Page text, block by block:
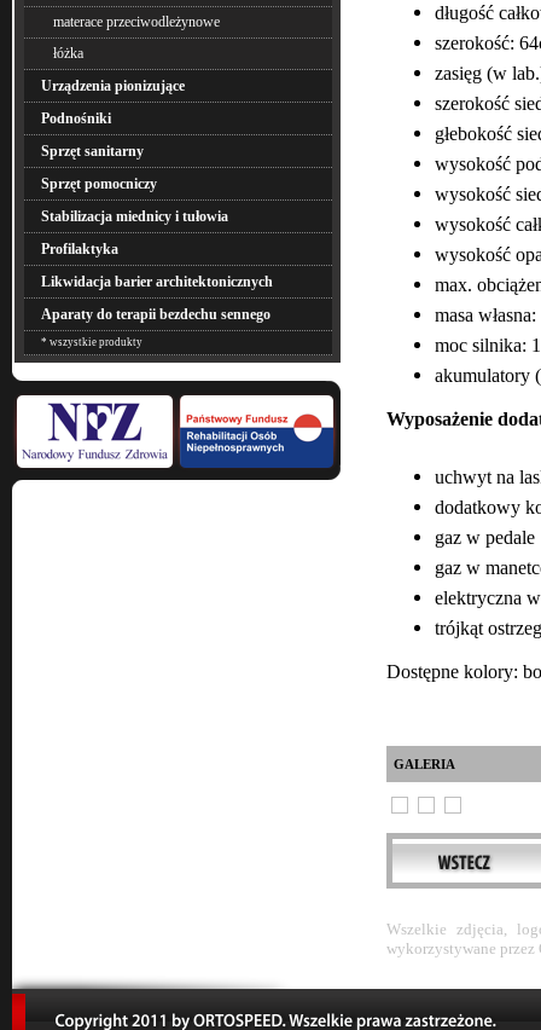
materace przeciwodleżynowe
łóżka
Urządzenia pionizujące
Podnośniki
Sprzęt sanitarny
Sprzęt pomocniczy
Stabilizacja miednicy i tułowia
Profilaktyka
Likwidacja barier architektonicznych
Aparaty do terapii bezdechu sennego
* wszystkie produkty
długość
szerokość:
zasięg (w
szerokość
głebokość
wysokość
wysokość
wysokość
wysokość
max.
masa
moc silnika:
akumulatory
Wyposażenie
uchwyt na
dodatkowy
gaz w pedale
gaz w
elektryczna
trójkąt
Dostępne kolory:
GALERIA
Wszelkie zdjęcia,
wykorzystywane